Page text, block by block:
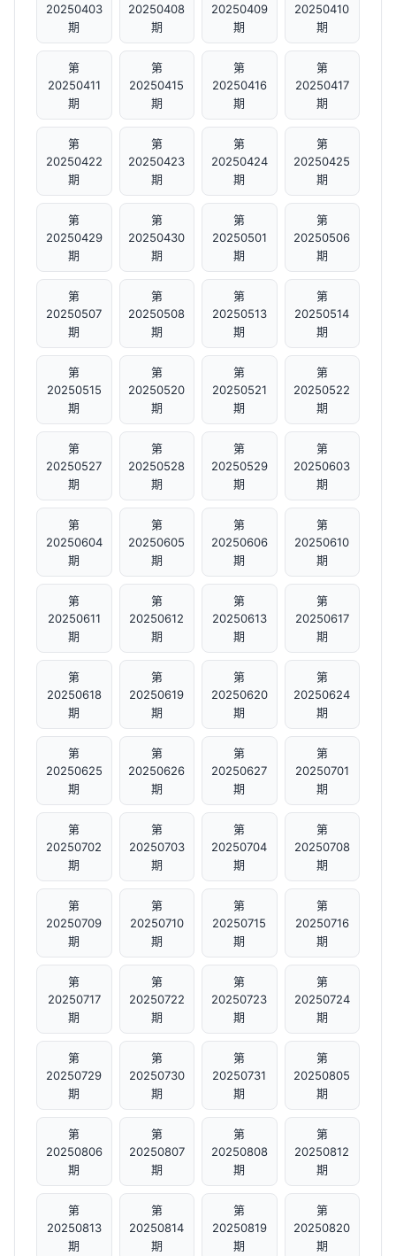
20250403
期
20250408
期
20250409
期
20250410
期
第
20250411
期
第
20250415
期
第
20250416
期
第
20250417
期
第
20250422
期
第
20250423
期
第
20250424
期
第
20250425
期
第
20250429
期
第
20250430
期
第
20250501
期
第
20250506
期
第
20250507
期
第
20250508
期
第
20250513
期
第
20250514
期
第
20250515
期
第
20250520
期
第
20250521
期
第
20250522
期
第
20250527
期
第
20250528
期
第
20250529
期
第
20250603
期
第
20250604
期
第
20250605
期
第
20250606
期
第
20250610
期
第
20250611
期
第
20250612
期
第
20250613
期
第
20250617
期
第
20250618
期
第
20250619
期
第
20250620
期
第
20250624
期
第
20250625
期
第
20250626
期
第
20250627
期
第
20250701
期
第
20250702
期
第
20250703
期
第
20250704
期
第
20250708
期
第
20250709
期
第
20250710
期
第
20250715
期
第
20250716
期
第
20250717
期
第
20250722
期
第
20250723
期
第
20250724
期
第
20250729
期
第
20250730
期
第
20250731
期
第
20250805
期
第
20250806
期
第
20250807
期
第
20250808
期
第
20250812
期
第
20250813
期
第
20250814
期
第
20250819
期
第
20250820
期